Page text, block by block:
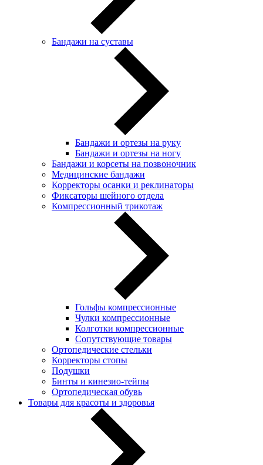
Бандажи на суставы
Бандажи и ортезы на руку
Бандажи и ортезы на ногу
Бандажи и корсеты на позвоночник
Медицинские бандажи
Корректоры осанки и реклинаторы
Фиксаторы шейного отдела
Компрессионный трикотаж
Гольфы компрессионные
Чулки компрессионные
Колготки компрессионные
Сопутствующие товары
Ортопедические стельки
Корректоры стопы
Подушки
Бинты и кинезио-тейпы
Ортопедическая обувь
Товары для красоты и здоровья